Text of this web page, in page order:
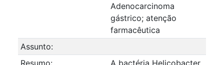
Adenocarcinoma
gástrico; atenção
farmacêutica
Assunto:
Resumo:
A bactéria Helicobacter